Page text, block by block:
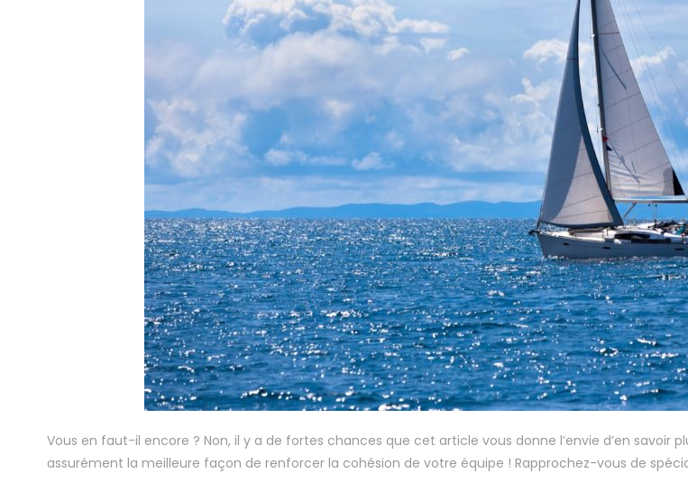
Vous en faut-il encore ? Non, il y a de fortes chances que cet article vous donne l’envie d’en savoir
assurément la meilleure façon de renforcer la cohésion de votre équipe ! Rapprochez-vous de